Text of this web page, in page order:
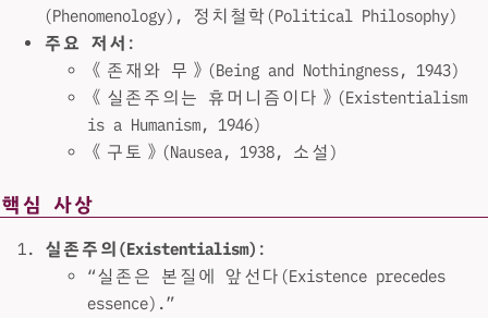
(Phenomenology), 정치철학(Political Philosophy)
주요 저서 :
《존재와 무》(Being and Nothingness, 1943)
《실존주의는 휴머니즘이다》(Existentialism
is a Humanism, 1946)
《구토》(Nausea, 1938, 소설)
핵심 사상
실존주의(Existentialism) :
“실존은 본질에 앞선다(Existence precedes
essence).”